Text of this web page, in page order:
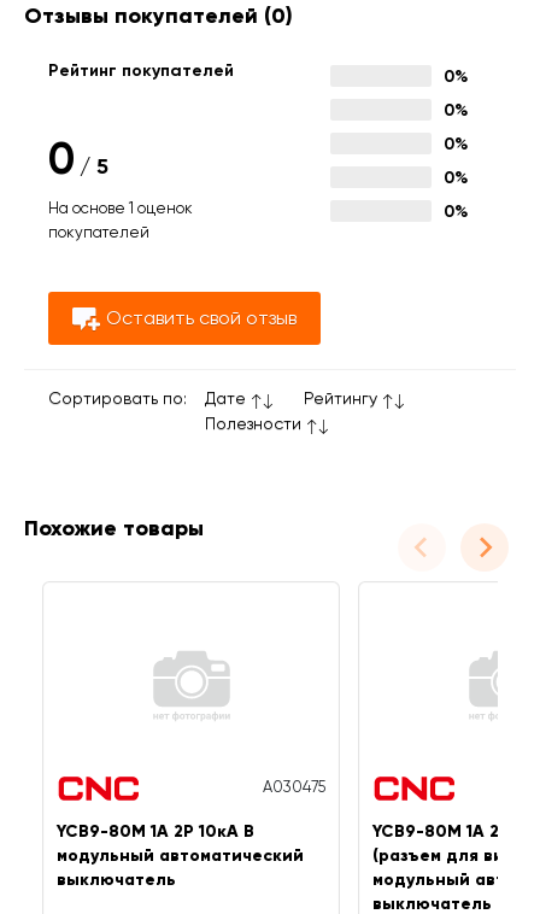
Отзывы покупателей (0)
Рейтинг покупателей
0 / 5
На основе 1 оценок
покупателей
0%
0%
0%
0%
0%
Оставить свой отзыв
Сортировать по: Дате
Рейтингу
Полезности
Похожие товары
A030475
YCB9-80M 1А 2P 10кА B
модульный автоматический
выключатель
YCB9-80M 1А 2P
(разъем для
модульный
выключатель